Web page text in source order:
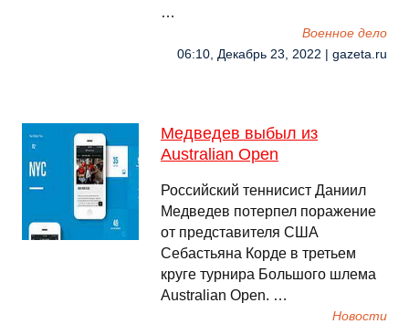
…
Военное дело
06:10, Декабрь 23, 2022 | gazeta.ru
Медведев выбыл из
Australian Open
Российский теннисист Даниил
Медведев потерпел поражение
от представителя США
Себастьяна Корде в третьем
круге турнира Большого шлема
Australian Open. …
Новости